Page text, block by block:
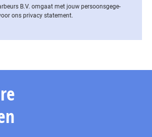
B.V. omgaat met jouw per­soons­ge­ge­
ons privacy statement.